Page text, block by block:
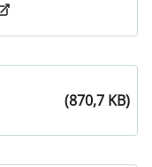
(870,7 KB)